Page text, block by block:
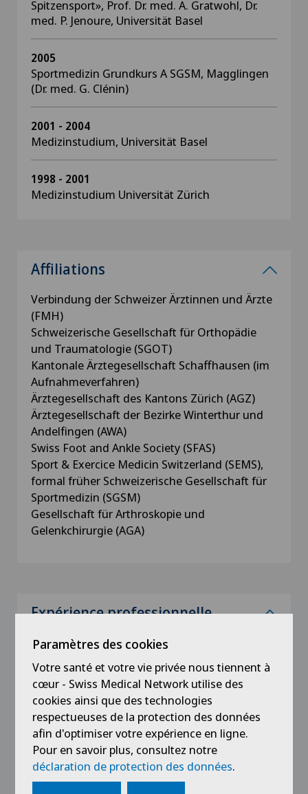
Spitzensport», Prof. Dr. med. A. Gratwohl, Dr.
med. P. Jenoure, Universität Basel
2005
Sportmedizin Grundkurs A SGSM, Magglingen
(Dr. med. G. Clénin)
2001 - 2004
Medizinstudium, Universität Basel
1998 - 2001
Medizinstudium Universität Zürich
Affiliations
Verbindung der Schweizer Ärztinnen und Ärzte
(FMH)
Schweizerische Gesellschaft für Orthopädie
und Traumatologie (SGOT)
Kantonale Ärztegesellschaft Schaffhausen (im
Aufnahmeverfahren)
Ärztegesellschaft des Kantons Zürich (AGZ)
Ärztegesellschaft der Bezirke Winterthur und
Andelfingen (AWA)
Swiss Foot and Ankle Society (SFAS)
Sport & Exercice Medicin Switzerland (SEMS),
formal früher Schweizerische Gesellschaft für
Sportmedizin (SGSM)
Gesellschaft für Arthroskopie und
Gelenkchirurgie (AGA)
Expérience professionnelle
Depuis 2021
Traumatologie am Kantonsspital Winterthur
Depuis 2021
selbständig in der Gemeinschaftspraxis
Orthopädie Belair mit Belegarzttätigkeit an der
Privatklinik Belair Schaffhausen sowie
Privatklinik Lindberg Winterthur, Privatklinik
Bethanien Zürich
Paramètres des cookies
Votre santé et votre vie privée nous tiennent à
cœur - Swiss Medical Network utilise des
cookies ainsi que des technologies
respectueuses de la protection des données
afin d'optimiser votre expérience en ligne.
Pour en savoir plus, consultez notre
déclaration de protection des données.